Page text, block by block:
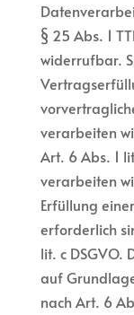
§ 25 Abs. 1
widerrufbar.
verarbeiten
Art. 6 Abs. 1
verarbeiten
Erfüllung
erforderlich
lit. c DSGVO.
auf
nach Art. 6